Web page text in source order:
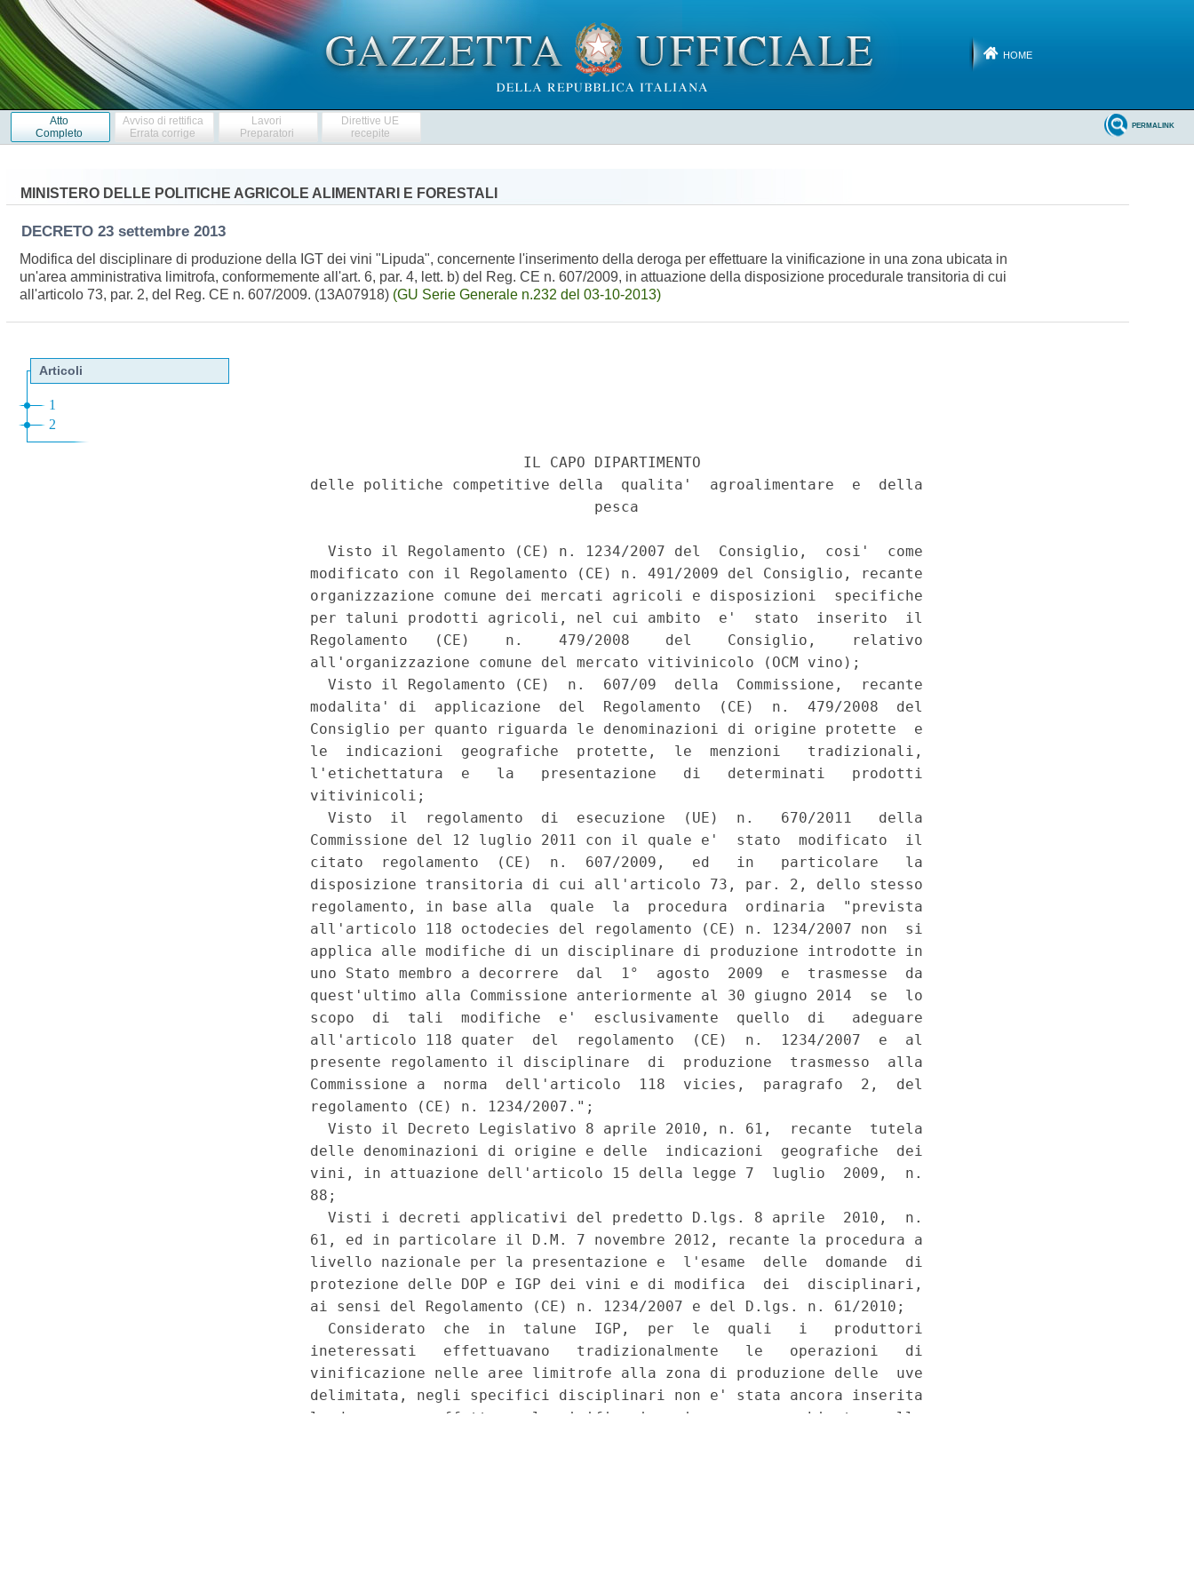
HOME
Atto
Completo
Avviso di rettifica
Errata corrige
Lavori
Preparatori
Direttive UE
recepite
PERMALINK
MINISTERO DELLE POLITICHE AGRICOLE ALIMENTARI E FORESTALI
DECRETO 23 settembre 2013
Modifica del disciplinare di produzione della IGT dei vini "Lipuda", concernente l'inserimento della deroga per effettuare la vinificazione in una zona ubicata in
un'area amministrativa limitrofa, conformemente all'art. 6, par. 4, lett. b) del Reg. CE n. 607/2009, in attuazione della disposizione procedurale transitoria di cui
all'articolo 73, par. 2, del Reg. CE n. 607/2009. (13A07918) (GU Serie Generale n.232 del 03-10-2013)